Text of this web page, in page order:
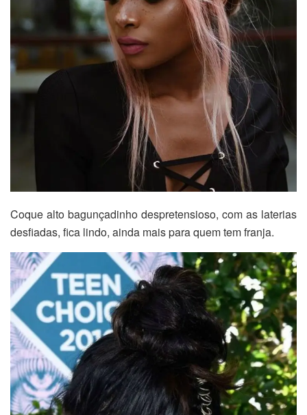
Coque alto bagunçadinho despretensioso, com as laterias
desfiadas, fica lindo, ainda mais para quem tem franja.